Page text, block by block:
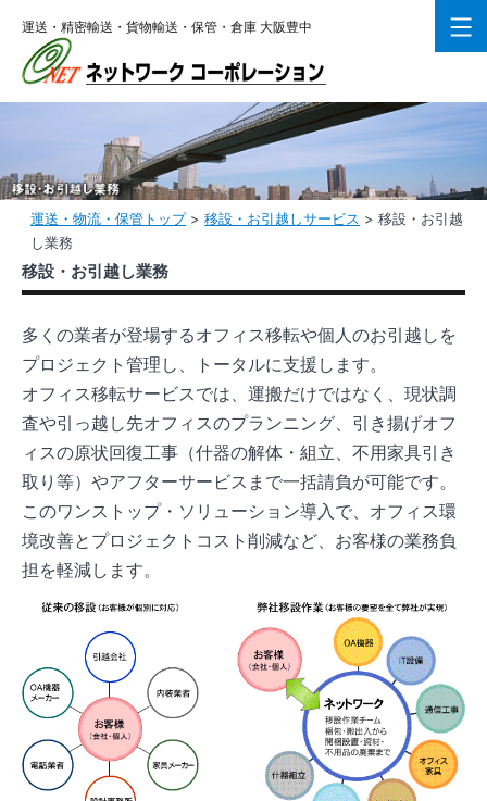
ン
ス
運送・精密輸送・貨物輸送・保管・倉庫 大阪豊中
運送・物流・保管トップ>移設・お引越しサービス >移設・お引越
し業務
移設・お引越し業務
多くの業者が登場するオフィス移転や個人のお引越しを
プロジェクト管理し、トータルに支援します。
オフィス移転サービスでは、運搬だけではなく、現状調
査や引っ越し先オフィスのプランニング、引き揚げオフ
ィスの原状回復工事（什器の解体・組立、不用家具引き
取り等）やアフターサービスまで一括請負が可能です。
このワンストップ・ソリューション導入で、オフィス環
境改善とプロジェクトコスト削減など、お客様の業務負
担を軽減します。